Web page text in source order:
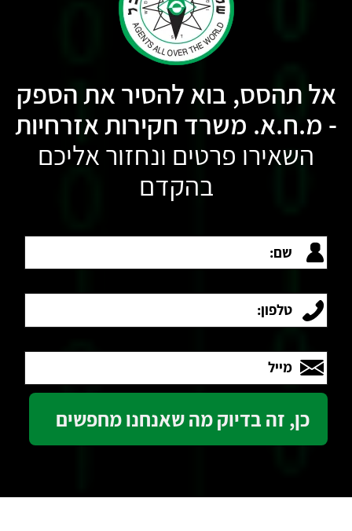
אל תהסס, בוא להסיר את הספק
- מ.ח.א. משרד חקירות אזרחיות
השאירו פרטים ונחזור אליכם
בהקדם
שם:
טלפון:
מייל